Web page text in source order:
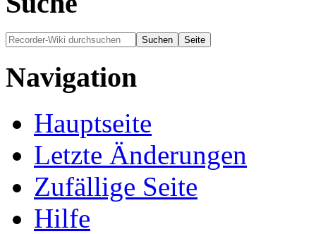
Navigation
Hauptseite
Letzte Änderungen
Zufällige Seite
Hilfe